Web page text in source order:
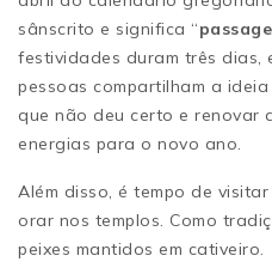
sânscrito e significa “
festividades duram três dias,
pessoas compartilham a
que não deu certo e renovar
energias para o novo ano.
Além disso, é tempo de
orar nos templos. Como
peixes mantidos em cativeiro.